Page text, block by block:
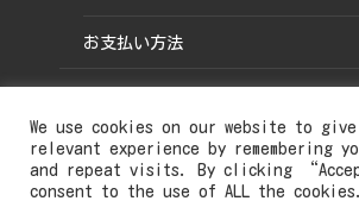
お支払い方法
インプリント
We use cookies on our website to
relevant experience by remembering
and repeat visits. By clicking
consent to the use of ALL the cookies.